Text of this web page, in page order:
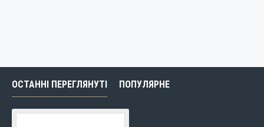
ОСТАННІ ПЕРЕГЛЯНУТІ ПОПУЛЯРНЕ